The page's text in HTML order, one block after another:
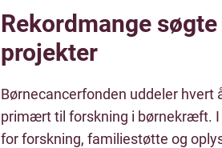
Rekordmange
projekter
Børnecancerfonden uddeler
primært til forskning i børnekræft. I
for forskning, familiestøtte og